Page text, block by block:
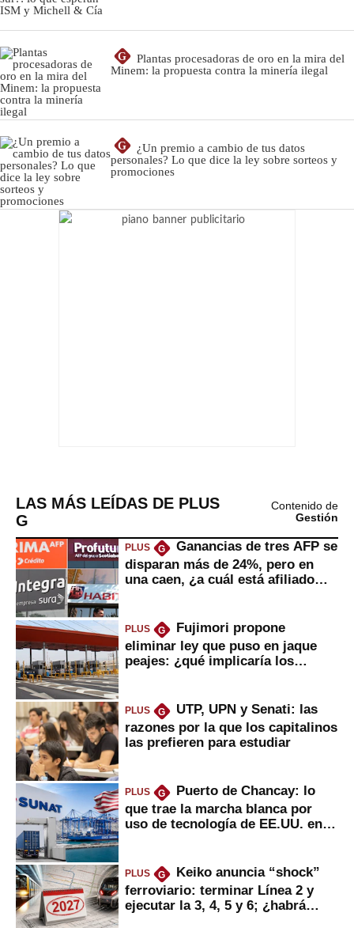
G
Plantas procesadoras de oro en la mira del
Minem: la propuesta contra la minería ilegal
G
¿Un premio a cambio de tus datos
personales? Lo que dice la ley sobre sorteos y
promociones
LAS MÁS LEÍDAS DE PLUS
G
Contenido de
Gestión
PLUS G
Ganancias de tres AFP se
disparan más de 24%, pero en
una caen, ¿a cuál está afiliado
PLUS G
Fujimori propone
eliminar ley que puso en jaque
peajes: ¿qué implicaría los
PLUS G
UTP, UPN y Senati: las
razones por la que los capitalinos
las prefieren para estudiar
PLUS G
Puerto de Chancay: lo
que trae la marcha blanca por
uso de tecnología de EE.UU. en
PLUS G
Keiko anuncia “shock”
ferroviario: terminar Línea 2 y
ejecutar la 3, 4, 5 y 6; ¿habrá